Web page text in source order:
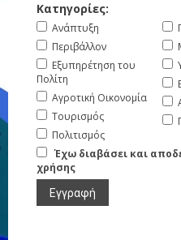
Κατηγορίες:
Ανάπτυξη
Περιβάλλον
Εξυπηρέτηση του
Πολίτη
Αγροτική Οικονομία
Τουρισμός
Πολιτισμός
Έχω διαβάσει και
χρήσης